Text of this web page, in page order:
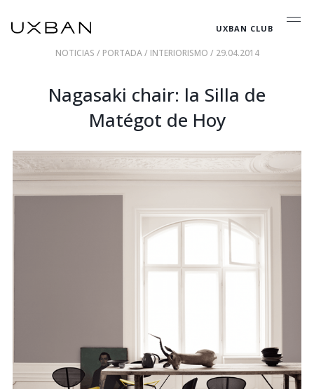
UXBAN CLUB
NOTICIAS / PORTADA/ INTERIORISMO / 29.04.2014
Nagasaki chair: la Silla de
Matégot de Hoy